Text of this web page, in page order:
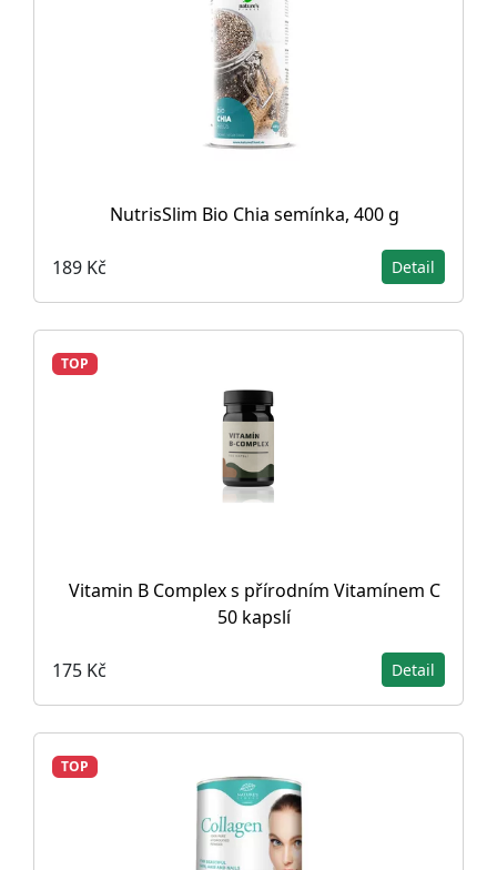
NutrisSlim Bio Chia semínka, 400 g
189 Kč Detail
TOP
Vitamin B Complex s přírodním Vitamínem C
50 kapslí
175 Kč Detail
TOP